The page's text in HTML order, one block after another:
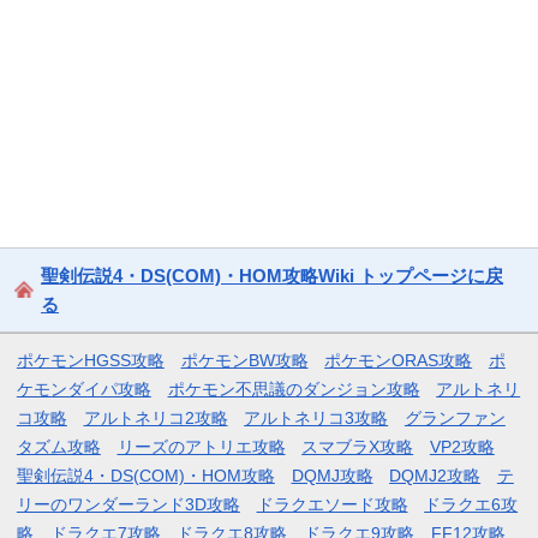
聖剣伝説4・DS(COM)・HOM攻略Wiki トップページに戻
る
ポケモンHGSS攻略 ポケモンBW攻略 ポケモンORAS攻略
ポ
ケモンダイパ攻略
ポケモン不思議のダンジョン攻略
アルトネリ
コ攻略
アルトネリコ2攻略 アルトネリコ3攻略
グランファン
タズム攻略
リーズのアトリエ攻略 スマブラX攻略
VP2攻略
聖剣伝説4・DS(COM)・HOM攻略
DQMJ攻略 DQMJ2攻略
テ
リーのワンダーランド3D攻略
ドラクエソード攻略
ドラクエ6攻
略
ドラクエ7攻略 ドラクエ8攻略 ドラクエ9攻略 FF12攻略